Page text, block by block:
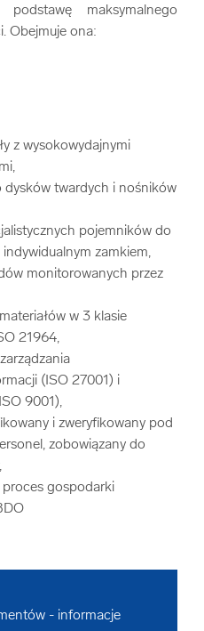
podstawę maksymalnego
Obejmuje ona:
z wysokowydajnymi
dysków twardych i nośników
pojemników do
zamkiem,
monitorowanych przez
w 3 klasie
21964,
(ISO 27001) i
9001),
i zweryfikowany pod
zobowiązany do
proces gospodarki